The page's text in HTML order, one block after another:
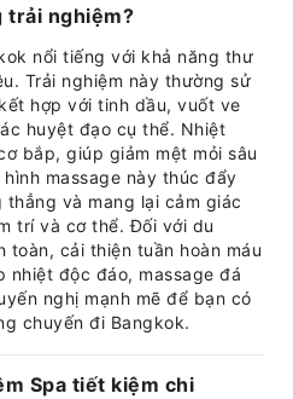
trải nghiệm?
nổi tiếng với khả năng thư
Trải nghiệm này thường sử
hợp với tinh dầu, vuốt ve
huyệt đạo cụ thể. Nhiệt
bắp, giúp giảm mệt mỏi sâu
massage này thúc đẩy
và mang lại cảm giác
trí và cơ thể. Đối với du
toàn, cải thiện tuần hoàn máu
nhiệt độc đáo, massage đá
nghị mạnh mẽ để bạn có
chuyến đi Bangkok.
Spa tiết kiệm chi